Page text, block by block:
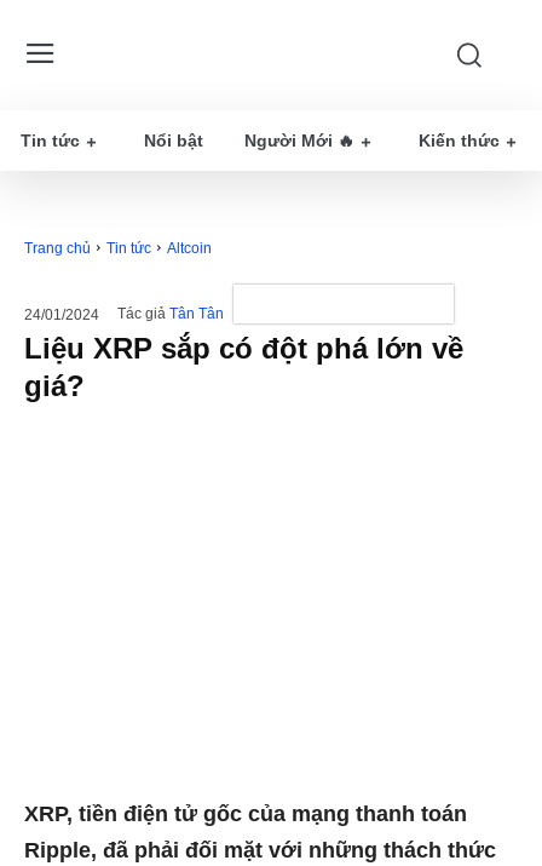
Tin tức Nổi bật Người Mới 🔥 Kiến thức
Trang chủ Tin tức Altcoin
24/01/2024 Tác giả Tân Tân
Liệu XRP sắp có đột phá lớn về
giá?
XRP, tiền điện tử gốc của mạng thanh toán
Ripple, đã phải đối mặt với những thách thức